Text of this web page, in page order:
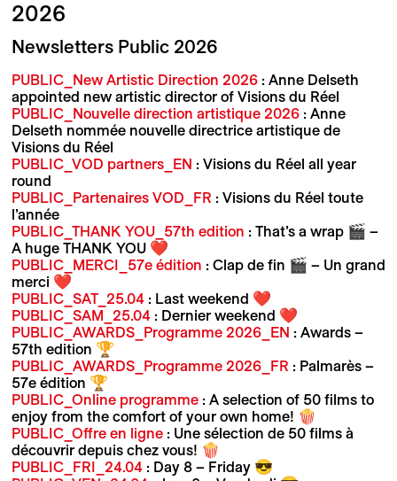
2026
Newsletters Public 2026
PUBLIC_New Artistic Direction 2026: Anne Delseth
appointed new artistic director of Visions du Réel
PUBLIC_Nouvelle direction artistique 2026 : Anne
Delseth nommée nouvelle directrice artistique de
Visions du Réel
PUBLIC_VOD partners_EN : Visions du Réel all year
round
PUBLIC_Partenaires VOD_FR : Visions du Réel toute
l’année
PUBLIC_THANK YOU_57th edition : That’s a wrap 🎬 –
A huge THANK YOU ❤️
PUBLIC_MERCI_57e édition : Clap de fin 🎬 – Un grand
merci ❤️
PUBLIC_SAT_25.04: Last weekend ❤️
PUBLIC_SAM_25.04: Dernier weekend ❤️
PUBLIC_AWARDS_Programme 2026_EN : Awards –
57th edition 🏆
PUBLIC_AWARDS_Programme 2026_FR : Palmarès –
57e édition 🏆
PUBLIC_Online programme: A selection of 50 films to
enjoy from the comfort of your own home! 🍿
PUBLIC_Offre en ligne: Une sélection de 50 films à
découvrir depuis chez vous! 🍿
PUBLIC_FRI_24.04: Day 8 – Friday 😎